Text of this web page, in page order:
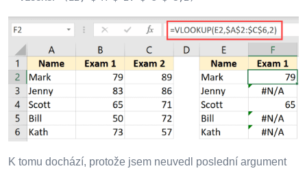
K tomu dochází, protože jsem neuvedl poslední argument